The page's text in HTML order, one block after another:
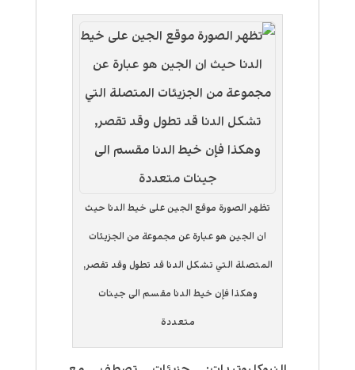
تظهر الصورة موقع الجين على خيط الدنا حيث
ان الجين هو عبارة عن مجموعة من الجزيئات
المتصلة التي تشكل الدنا قد تطول وقد تقصر,
وهكذا فإن خيط الدنا مقسم الى جينات
متعددة